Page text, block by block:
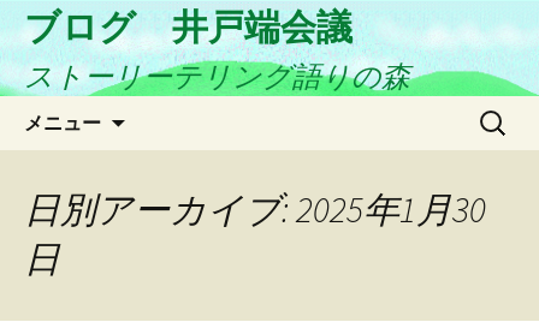
ブログ 井戸端会議
ストーリーテリング語りの森
メニュー
ン
検
日別アーカイブ: 2025年1月30
日